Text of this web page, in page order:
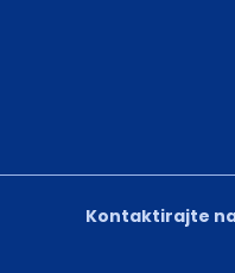
Kontaktirajte